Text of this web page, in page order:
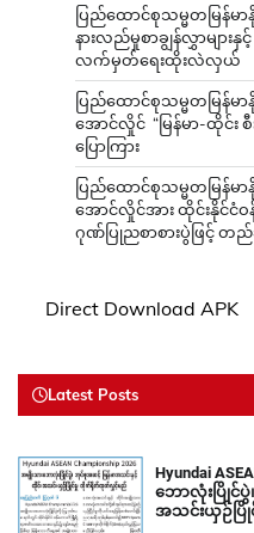
ပြည်ထောင်စုသမ္မတမြန်မ
နားလည်မှုစာချွန်လွှာများ
လက်မှတ်ရေးထိုးလဲလှယ်
ပြည်ထောင်စုသမ္မတမြန်မ
အောင်လှိုင် “မြန်မာ-ထိုင်း
ပြောကြား
ပြည်ထောင်စုသမ္မတမြန်မ
အောင်လှိုင်အား ထိုင်းနိုင်ငံဝ
ဂုဏ်ပြုညစာစားပွဲဖြင့် တ
Direct Download APK
Latest Posts
Hyundai
ဘောလုံးပြိုင်
အသင်းယှဉ်ပ